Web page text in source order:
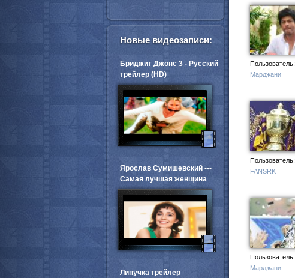
Пользователь:
Марджани
Пользователь:
FANSRK
Пользователь:
Марджани
Новые видеозаписи:
Бриджит Джонс 3 - Русский
трейлер (HD)
Ярослав Сумишевский ---
Самая лучшая женщина
Липучка трейлер